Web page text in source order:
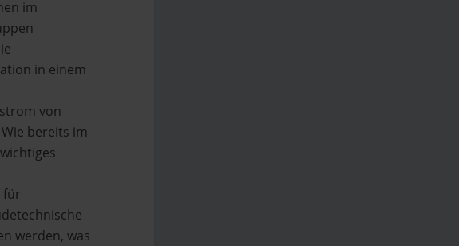
im
in einem
von
bereits im
für
werden, was